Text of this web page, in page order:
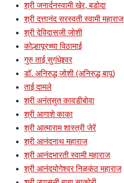
श्री जनार्दनस्वामी खेर, बडोदा
श्री दत्तानंद सरस्वती स्वामी महाराज
श्री देविदासजी जोशी
कोल्हापूरच्या विठामाई
गुरु ताई सुगंधेश्र्वर
डॉ. अनिरुद्ध जोशी (अनिरुद्ध बापू)
ताई दामले
श्री अनंतसुत कावडीबोवा
श्री आगाशे काका
श्री आत्माराम शास्त्री जेरें
श्री आनंदनाथ महाराज
श्री आनंदभारती स्वामी महाराज
श्री आनंदयोगेश्वर निळकंठ महाराज